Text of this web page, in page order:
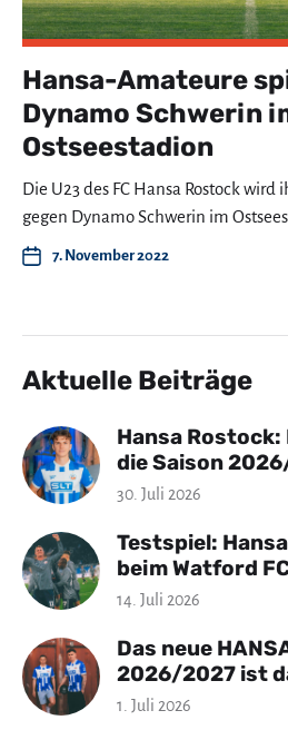
Hansa-Amateure
Dynamo Schwerin
Ostseestadion
Die U23 des FC Hansa Rostock wird
gegen Dynamo Schwerin im
7. November 2022
Aktuelle Beiträge
Hansa
die Saison
30. Juli 2026
Testspiel:
beim Watford
14. Juli 2026
Das neue
2026/2027 ist
1. Juli 2026